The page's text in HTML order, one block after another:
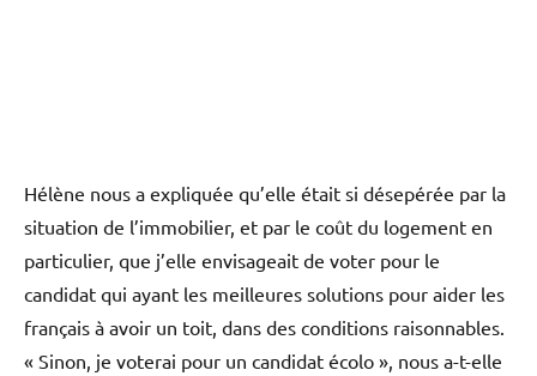
Hélène nous a expliquée qu’elle était si désepérée par la
situation de l’immobilier, et par le coût du logement en
particulier, que j’elle envisageait de voter pour le
candidat qui ayant les meilleures solutions pour aider les
français à avoir un toit, dans des conditions raisonnables.
« Sinon, je voterai pour un candidat écolo », nous a-t-elle